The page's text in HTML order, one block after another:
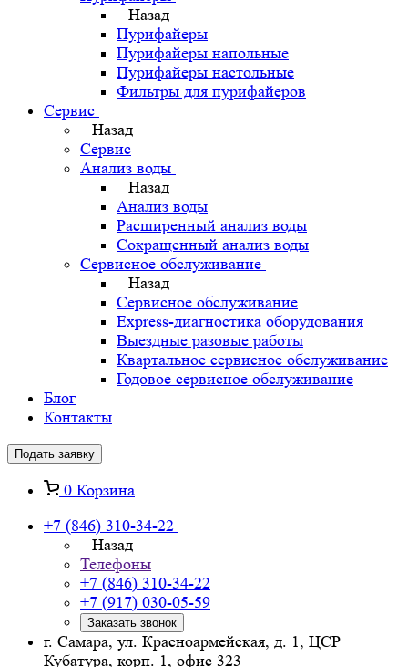
Назад
Пурифайеры
Пурифайеры напольные
Пурифайеры настольные
Фильтры для пурифайеров
Сервис
Назад
Сервис
Анализ воды
Назад
Анализ воды
Расширенный анализ воды
Сокращенный анализ воды
Сервисное обслуживание
Назад
Сервисное обслуживание
Express-диагностика оборудования
Выездные разовые работы
Квартальное сервисное обслуживание
Годовое сервисное обслуживание
Блог
Контакты
Подать заявку
0 Корзина
+7 (846) 310-34-22
Назад
Телефоны
+7 (846) 310-34-22
+7 (917) 030-05-59
Заказать звонок
г. Самара, ул. Красноармейская, д. 1, ЦСР
Кубатура, корп. 1, офис 323